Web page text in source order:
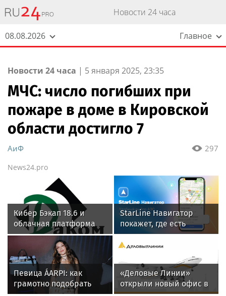
Новости 24 часа
08.08.2026 Главное
Новости 24 часа | 5 января 2025, 23:35
МЧС: число погибших при
пожаре в доме в Кировской
области достигло 7
297
АиФ
News24.pro
Кибер Бэкап 18.6 и
облачная платформа
SpaceVM 6.5.9. успешно
прошли испытания на
совместимость
StarLine Навигатор
покажет, где есть
топливо и сколько
придется ждать на АЗС
Певица ÁARPI: как
грамотно подобрать
«Деловые Линии»
открыли новый офис в